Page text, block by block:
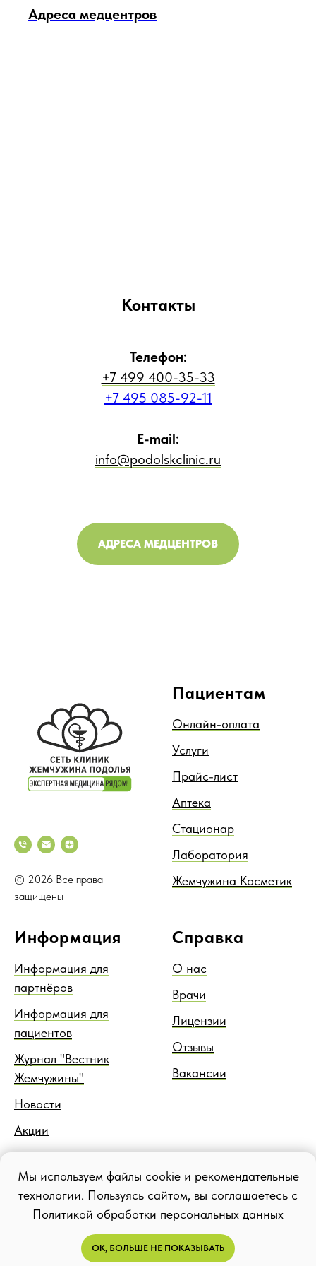
Адреса медцентров
Контакты
Телефон:
+7 499 400-35-33
+7 495 085-92-11
E-mail:
info@podolskclinic.ru
АДРЕСА МЕДЦЕНТРОВ
© 2026 Все права
защищены
Пациентам
Онлайн-оплата
Услуги
Прайс-лист
Аптека
Стационар
Лаборатория
Жемчужина Косметик
Информация
Информация для
партнёров
Информация для
пациентов
Журнал "Вестник
Жемчужины"
Новости
Акции
Правовая информация
Блог
Справка
О нас
Врачи
Лицензии
Отзывы
Вакансии
Мы используем файлы cookie и рекомендательные
технологии. Пользуясь сайтом, вы соглашаетесь с
Политикой обработки персональных данных
ОК, БОЛЬШЕ НЕ ПОКАЗЫВАТЬ